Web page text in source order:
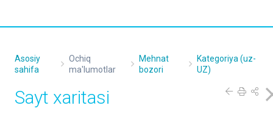
Asosiy
sahifa
Ochiq
ma'lumotlar
Mehnat
bozori
Kategoriya (uz-
UZ)
Sayt xaritasi